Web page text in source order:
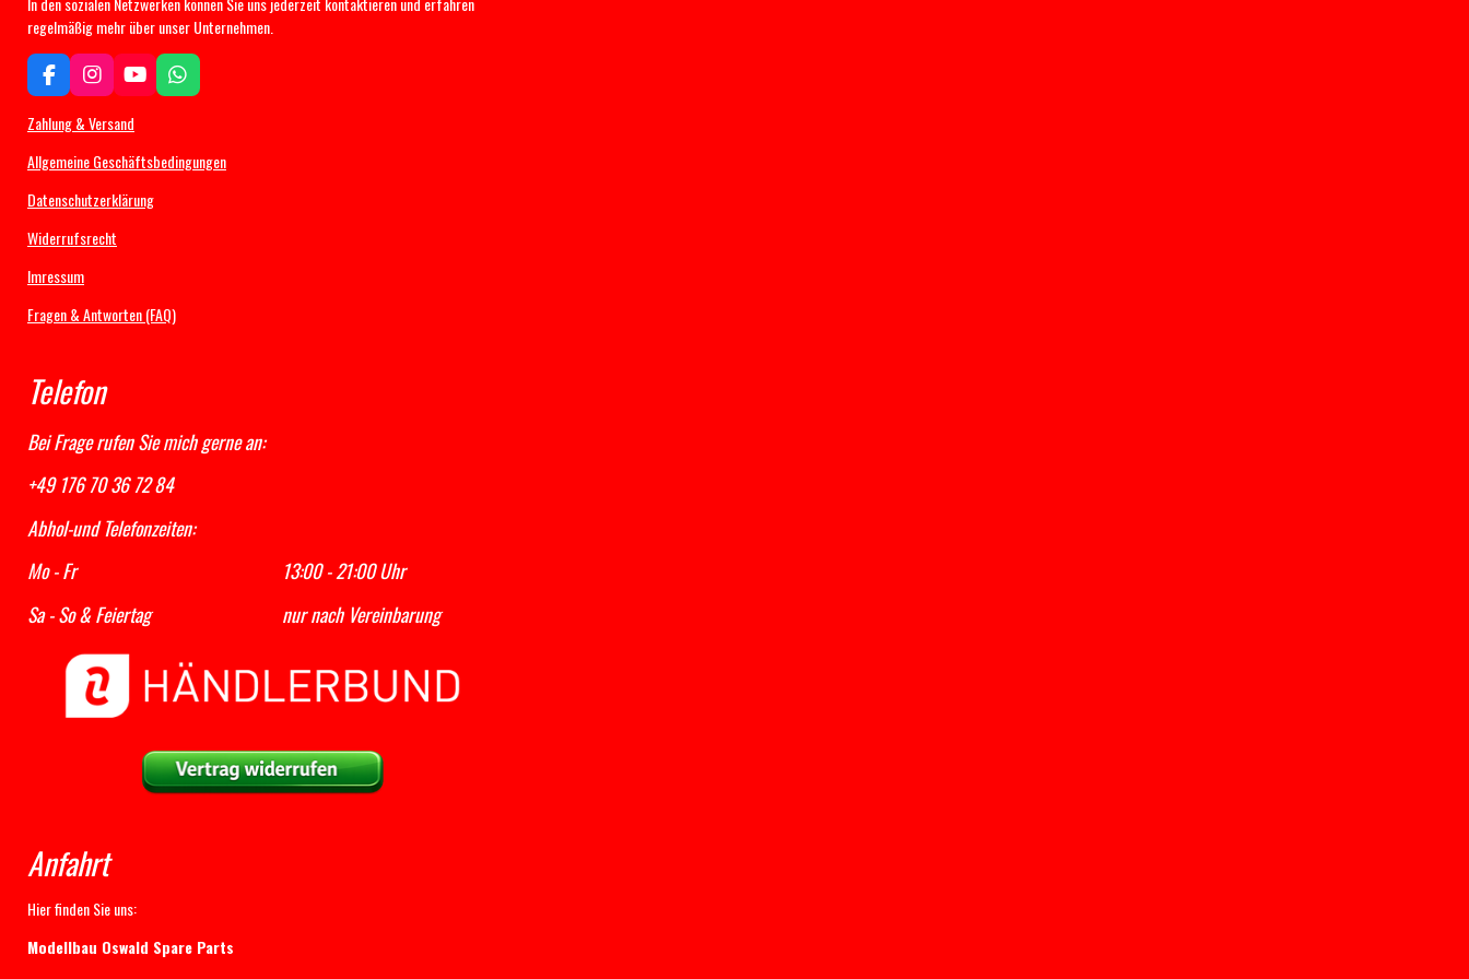
regelmäßig mehr über unser Unternehmen.
F
a
c
b
o
I
n
s
a
r
m
Y
o
u
u
e
W
h
s
Zahlung & Versand
Allgemeine Geschäftsbedingungen
Datenschutzerklärung
Widerrufsrecht
Imressum
Fragen & Antworten (FAQ)
Telefon
Bei Frage rufen Sie mich gerne an:
+49 176 70 36 72 84
Abhol-und Telefonzeiten:
Mo - Fr 13:00 - 21:00 Uhr
Sa - So & Feiertag nur nach Vereinbarung
Anfahrt
Hier finden Sie uns:
Modellbau Oswald Spare Parts